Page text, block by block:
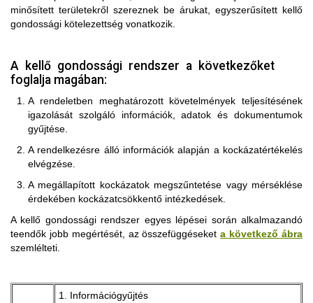
minősített területekről szereznek be árukat, egyszerűsített kellő
gondossági kötelezettség vonatkozik.
A kellő gondossági rendszer a következőket
foglalja magában:
A rendeletben meghatározott követelmények teljesítésének
igazolását szolgáló információk, adatok és dokumentumok
gyűjtése.
A rendelkezésre álló információk alapján a kockázatértékelés
elvégzése.
A megállapított kockázatok megszűntetése vagy mérséklése
érdekében kockázatcsökkentő intézkedések.
A kellő gondossági rendszer egyes lépései során alkalmazandó
teendők jobb megértését, az összefüggéseketa következő ábra
szemlélteti.
1. Információgyűjtés